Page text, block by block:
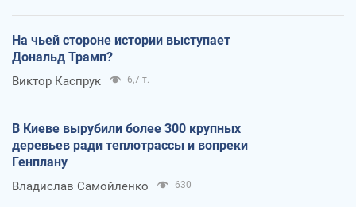
На чьей стороне истории выступает
Дональд Трамп?
Виктор Каспрук 6,7 т.
В Киеве вырубили более 300 крупных
деревьев ради теплотрассы и вопреки
Генплану
Владислав Самойленко 630